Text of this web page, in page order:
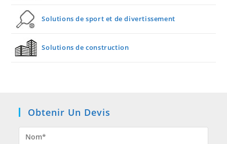
Solutions de sport et de divertissement
Solutions de construction
Obtenir Un Devis